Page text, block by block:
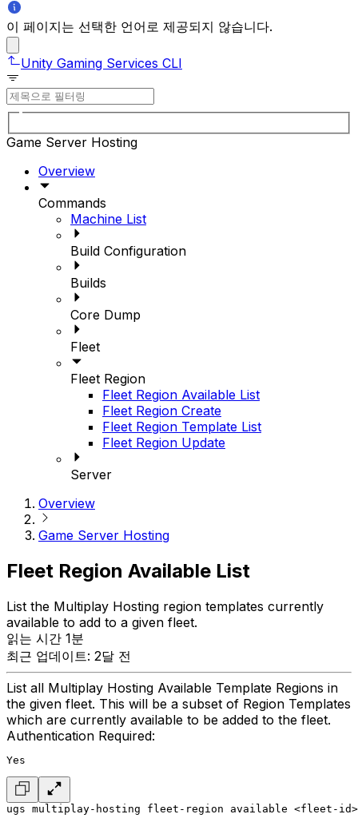
이 페이지는 선택한 언어로 제공되지 않습니다.
Unity Gaming Services CLI
Game Server Hosting
Overview
Commands
Machine List
Build Configuration
Builds
Core Dump
Fleet
Fleet Region
Fleet Region Available List
Fleet Region Create
Fleet Region Template List
Fleet Region Update
Server
Overview
Game Server Hosting
Fleet Region Available List
List the Multiplay Hosting region templates currently
available to add to a given fleet.
읽는 시간 1분
최근 업데이트: 2달 전
List all Multiplay Hosting Available Template Regions in
the given fleet. This will be a subset of Region Templates
which are currently available to be added to the fleet.
Authentication Required:
Yes
ugs multiplay-hosting fleet-region available <fleet-